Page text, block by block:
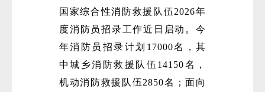
国家综合性消防救援队伍2026年
度消防员招录工作近日启动。今
年消防员招录计划17000名，其
中城乡消防救援队伍14150名，
机动消防救援队伍2850名；面向